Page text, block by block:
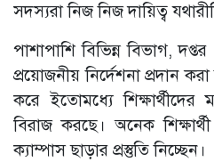
সদস্যরা নিজ নিজ দায়িত্ব
পাশাপাশি বিভিন্ন বিভাগ,
প্রয়োজনীয় নির্দেশনা প্রদান
করে ইতোমধ্যে
বিরাজ করছে। অনেক
ক্যাম্পাস ছাড়ার প্রস্তুতি নিচ্ছেন।